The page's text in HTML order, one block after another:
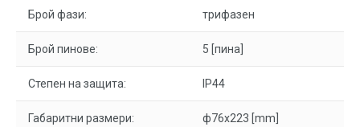
Брой фази: трифазен
Брой пинове: 5 [пина]
Степен на защита: IP44
Габаритни размери: ф76x223 [mm]